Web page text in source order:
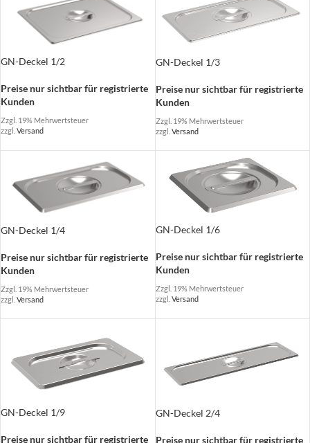
GN-Deckel 1/2
Preise nur sichtbar für registrierte
Kunden
Zzgl. 19% Mehrwertsteuer
zzgl. Versand
GN-Deckel 1/3
Preise nur sichtbar für registrierte
Kunden
Zzgl. 19% Mehrwertsteuer
zzgl. Versand
GN-Deckel 1/4
Preise nur sichtbar für registrierte
Kunden
Zzgl. 19% Mehrwertsteuer
zzgl. Versand
GN-Deckel 1/6
Preise nur sichtbar für registrierte
Kunden
Zzgl. 19% Mehrwertsteuer
zzgl. Versand
GN-Deckel 1/9
Preise nur sichtbar für registrierte
GN-Deckel 2/4
Preise nur sichtbar für registrierte